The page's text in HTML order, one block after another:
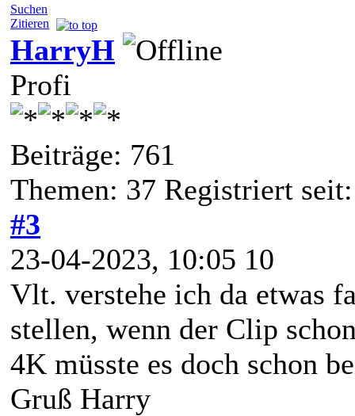
Suchen
Zitieren
HarryH
Profi
Beiträge: 761
Themen: 37 Registriert
#3
23-04-2023, 10:05 10
Vlt. verstehe ich da etwas
stellen, wenn der Clip
4K müsste es doch schon
Gruß Harry